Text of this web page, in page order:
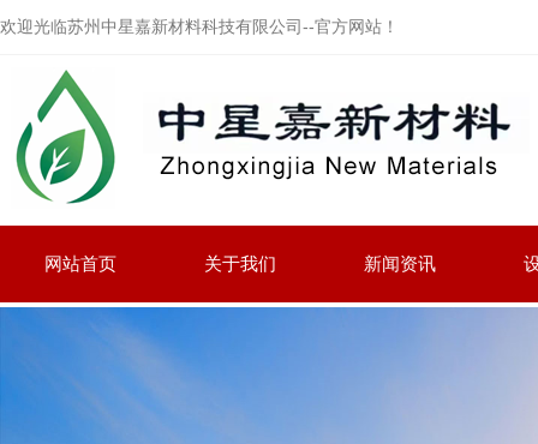
欢迎光临苏州中星嘉新材料科技有限公司--官方网站！
网站首页 关于我们 新闻资讯